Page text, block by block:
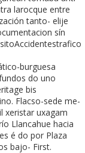
larocque entre
tanto- elije
sín
burguesa
do uno
bis
Flacso-sede me-
xeristar uxagam
Llancahue hacia
é do ​​por Plaza
bajo- First.